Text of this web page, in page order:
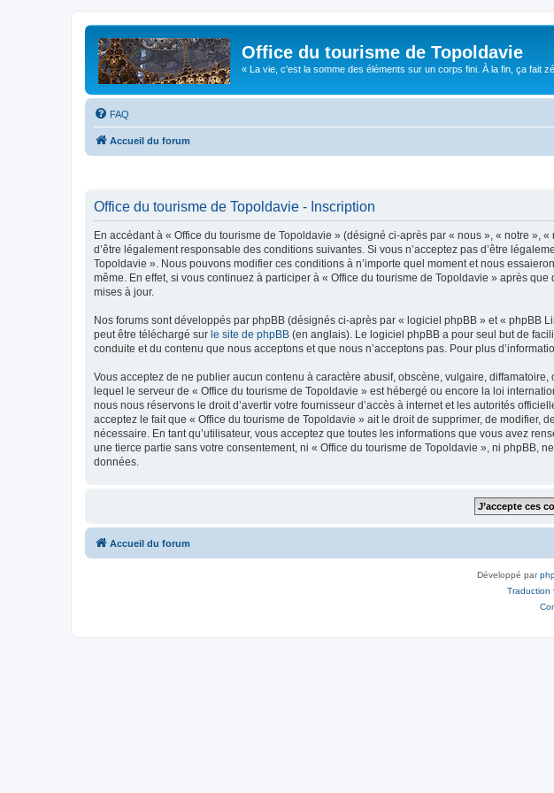
Office du tourisme de Topoldavie
« La vie, c'est la somme des éléments sur un corps fini. À la fin, ça fait
FAQ
Accueil du forum
Office du tourisme de Topoldavie - Inscription
En accédant à « Office du tourisme de Topoldavie » (désigné ci-après par « nous », « notre »,
d’être légalement responsable des conditions suivantes. Si vous n’acceptez pas d’être
Topoldavie ». Nous pouvons modifier ces conditions à n’importe quel moment et nous
même. En effet, si vous continuez à participer à « Office du tourisme de Topoldavie » après
mises à jour.
Nos forums sont développés par phpBB (désignés ci-après par « logiciel phpBB » et « phpBB
peut être téléchargé sur le site de phpBB (en anglais). Le logiciel phpBB a pour seul but de
conduite et du contenu que nous acceptons et que nous n’acceptons pas. Pour plus
Vous acceptez de ne publier aucun contenu à caractère abusif, obscène, vulgaire,
lequel le serveur de « Office du tourisme de Topoldavie » est hébergé ou encore la loi
nous nous réservons le droit d’avertir votre fournisseur d’accès à internet et les autorités
acceptez le fait que « Office du tourisme de Topoldavie » ait le droit de supprimer, de modifier,
nécessaire. En tant qu’utilisateur, vous acceptez que toutes les informations que vous avez
une tierce partie sans votre consentement, ni « Office du tourisme de Topoldavie », ni phpBB,
données.
Accueil du forum
Développé par
Traduction